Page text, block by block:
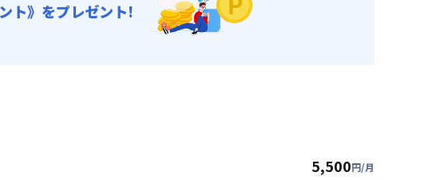
ト》をプレゼント!
5,500円/月